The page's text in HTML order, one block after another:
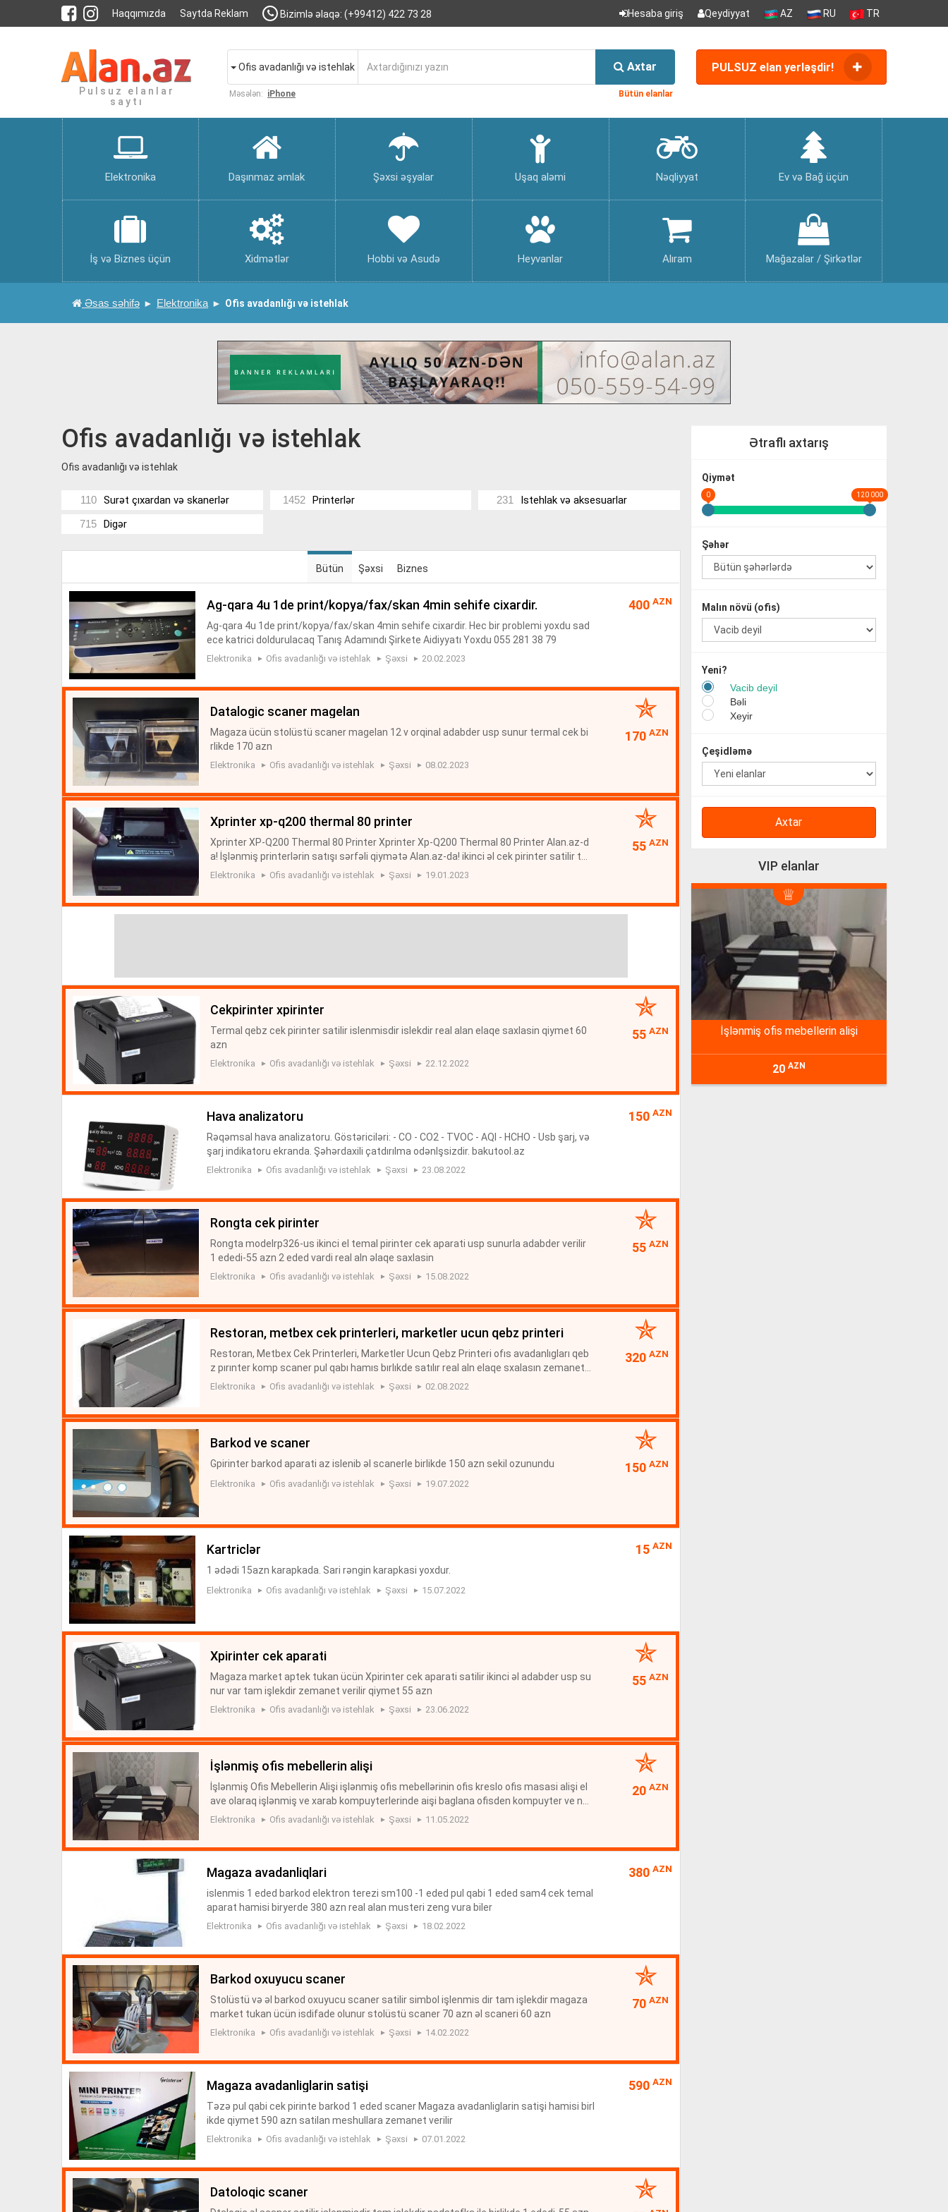
Haqqımızda Saytda Reklam Bizimlə əlaqə: (+99412) 422 73 28 Hesaba giriş Qeydiyyat AZ RU TR
Pulsuz elanlar
saytı
Ofis avadanlığı və istehlak Axtar
Məsələn: iPhone Bütün elanlar
PULSUZ elan yerləşdir!
Elektronika Daşınmaz əmlak Şəxsi əşyalar Uşaq aləmi Nəqliyyat Ev və Bağ üçün
İş və Biznes üçün Xidmətlər Hobbi və Asudə Heyvanlar Alıram Mağazalar / Şirkətlər
Əsas səhifə Elektronika Ofis avadanlığı və istehlak
Ətraflı axtarış
Qiymət
0 120 000
Şəhər
Malın növü (ofis)
Yeni?
Vacib deyil
Bəli
Xeyir
Çeşidləmə
Axtar
VIP elanlar
i̇şlənmiş ofis mebellerin alişi
20 AZN
Ofis avadanlığı və istehlak
Ofis avadanlığı və istehlak
110 Surət çıxardan və skanerlər 1452 Printerlər 231 Istehlak və aksesuarlar
715 Digər
Bütün Şəxsi Biznes
ag-qara 4u 1de print/kopya/fax/skan 4min sehife cixardir.
Ag-qara 4u 1de print/kopya/fax/skan 4min sehife cixardir. Hec bir problemi yoxdu sad
ece katrici doldurulacaq Tanış Adamındı Şirkete Aidiyyatı Yoxdu 055 281 38 79
Elektronika Ofis avadanlığı və istehlak Şəxsi 20.02.2023
400 AZN
datalogic scaner magelan
Magaza ücün stolüstü scaner magelan 12 v orqinal adabder usp sunur termal cek bi
rlikde 170 azn
Elektronika Ofis avadanlığı və istehlak Şəxsi 08.02.2023
170 AZN
xprinter xp-q200 thermal 80 printer
Xprinter XP-Q200 Thermal 80 Printer Xprinter Xp-Q200 Thermal 80 Printer Alan.az-d
a! İşlənmiş printerlərin satışı sərfəli qiymətə Alan.az-da! ikinci əl cek pirinter satilir ter
mal pirinter satişi
Elektronika Ofis avadanlığı və istehlak Şəxsi 19.01.2023
55 AZN
cekpirinter xpirinter
Termal qebz cek pirinter satilir islenmisdir islekdir real alan elaqe saxlasin qiymet 60
azn
Elektronika Ofis avadanlığı və istehlak Şəxsi 22.12.2022
55 AZN
hava analizatoru
Rəqəmsal hava analizatoru. Göstəriciləri: - CO - CO2 - TVOC - AQI - HCHO - Usb şarj, və
şarj indikatoru ekranda. Şəhərdaxili çatdırılma odənlşsizdir. bakutool.az
Elektronika Ofis avadanlığı və istehlak Şəxsi 23.08.2022
150 AZN
rongta cek pirinter
Rongta modelrp326-us ikinci el temal pirinter cek aparati usp sunurla adabder verilir
1 ededi-55 azn 2 eded vardi real aln əlaqe saxlasin
Elektronika Ofis avadanlığı və istehlak Şəxsi 15.08.2022
55 AZN
restoran, metbex cek printerleri, marketler ucun qebz printeri
Restoran, Metbex Cek Printerleri, Marketler Ucun Qebz Printeri ofıs avadanlıgları qeb
z pırınter komp scaner pul qabı hamıs bırlıkde satılır real aln elaqe sxalasın zemanet
verılır Market magaza avadanlıgları
Elektronika Ofis avadanlığı və istehlak Şəxsi 02.08.2022
320 AZN
barkod ve scaner
Gpirinter barkod aparati az islenib əl scanerle birlikde 150 azn sekil ozunundu
Elektronika Ofis avadanlığı və istehlak Şəxsi 19.07.2022
150 AZN
kartriclər
1 ədədi 15azn karapkada. Sari rəngin karapkasi yoxdur.
Elektronika Ofis avadanlığı və istehlak Şəxsi 15.07.2022
15 AZN
xpirinter cek aparati
Magaza market aptek tukan ücün Xpirinter cek aparati satilir ikinci əl adabder usp su
nur var tam işlekdir zemanet verilir qiymet 55 azn
Elektronika Ofis avadanlığı və istehlak Şəxsi 23.06.2022
55 AZN
i̇şlənmiş ofis mebellerin alişi
İşlənmiş Ofis Mebellerin Alişi işlənmiş ofis mebellərinin ofis kreslo ofis masasi alişi el
ave olaraq işlənmiş ve xarab kompuyterlerinde aişi baglana ofisden kompuyter ve no
tbuklarinda alisi yüksek qiymete qiymet razilasmaq olar tek tük mebeller alinm...
Elektronika Ofis avadanlığı və istehlak Şəxsi 11.05.2022
20 AZN
magaza avadanliqlari
islenmis 1 eded barkod elektron terezi sm100 -1 eded pul qabi 1 eded sam4 cek temal
aparat hamisi biryerde 380 azn real alan musteri zeng vura biler
Elektronika Ofis avadanlığı və istehlak Şəxsi 18.02.2022
380 AZN
barkod oxuyucu scaner
Stolüstü və əl barkod oxuyucu scaner satilir simbol işlenmis dir tam işlekdir magaza
market tukan ücün isdifade olunur stolüstü scaner 70 azn əl scaneri 60 azn
Elektronika Ofis avadanlığı və istehlak Şəxsi 14.02.2022
70 AZN
magaza avadanliglarin satişi
Təzə pul qabi cek pirinte barkod 1 eded scaner Magaza avadanliglarin satişi hamisi birl
ikde qiymet 590 azn satilan meshullara zemanet verilir
Elektronika Ofis avadanlığı və istehlak Şəxsi 07.01.2022
590 AZN
datoloqic scaner